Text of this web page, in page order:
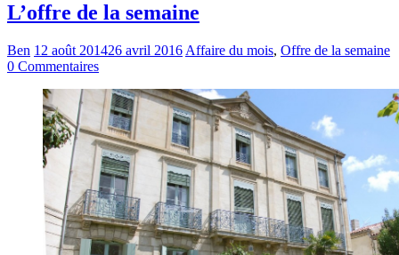
L’offre de la semaine
Ben 12 août 201426 avril 2016 Affaire du mois, Offre de la semaine
0 Commentaires